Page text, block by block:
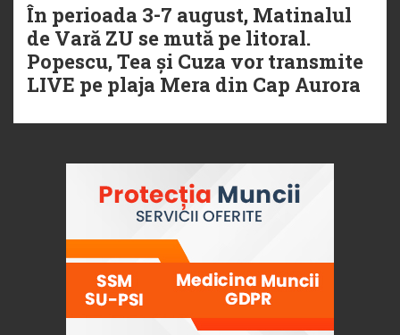
În perioada 3-7 august, Matinalul
de Vară ZU se mută pe litoral.
Popescu, Tea și Cuza vor transmite
LIVE pe plaja Mera din Cap Aurora